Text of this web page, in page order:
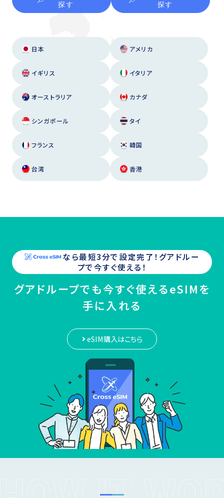
探す
探す
日本 アメリカ
イギリス イタリア
オーストラリア カナダ
シンガポール タイ
フランス 韓国
台湾 香港
なら最短3分で設定完了！ グアドルー
プで今すぐ使える！
グアドループでも今すぐ使えるeSIMを
手に入れる
eSIM購入はこちら